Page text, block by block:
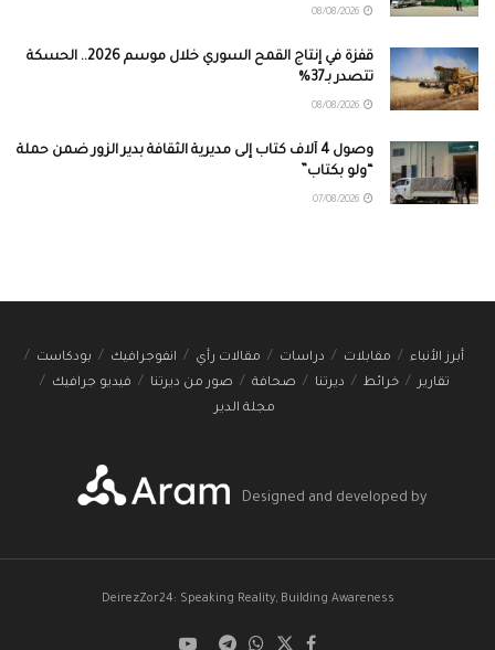
قفزة في إنتاج القمح السوري خلال موسم 2026.. الحسكة
تتصدر بـ37%
وصول 4 آلاف كتاب إلى مديرية الثقافة بدير الزور ضمن حملة
“ولو بكتاب”
أبرز الأنباء مقابلات دراسات مقالات رأي انفوجرافيك
بودكاست
تقارير
خرائط ديرتنا صحافة صور من ديرتنا
فيديو جرافيك
مجلة الدير
Designed and developed by
DeirezZor24: Speaking Reality, Building Awareness